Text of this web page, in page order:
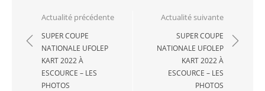
Navigation
de
l’article
Actualité précédente
SUPER COUPE
NATIONALE UFOLEP
KART 2022 À
ESCOURCE – LES
PHOTOS
Actualité suivante
SUPER COUPE
NATIONALE UFOLEP
KART 2022 À
ESCOURCE – LES
PHOTOS